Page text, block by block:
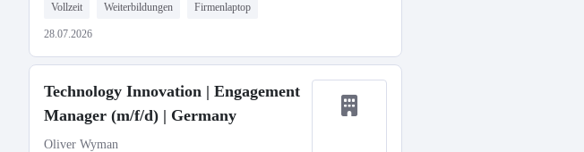
Vollzeit Weiterbildungen Firmenlaptop
28.07.2026
Technology Innovation | Engagement
Manager (m/f/d) | Germany
Oliver Wyman